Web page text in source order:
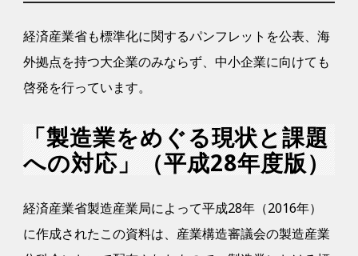
経済産業省も標準化に関するパンフレットを公表、海
外拠点を持つ大企業のみならず、中小企業に向けても
啓発を行っています。
「製造業をめぐる現状と課題
への対応」（平成28年度版）
経済産業省製造産業局によって平成28年（2016年）
に作成されたこの資料は、産業構造審議会の製造産業